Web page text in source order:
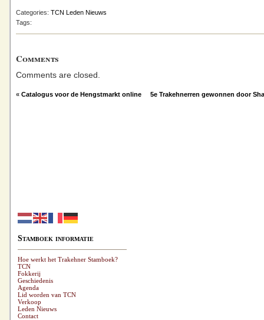
Categories: TCN Leden Nieuws
Tags:
Comments
Comments are closed.
« Catalogus voor de Hengstmarkt online 5e Trakehnerren gewonnen door
Stamboek informatie
Hoe werkt het Trakehner Stamboek?
TCN
Fokkerij
Geschiedenis
Agenda
Lid worden van TCN
Verkoop
Leden Nieuws
Contact